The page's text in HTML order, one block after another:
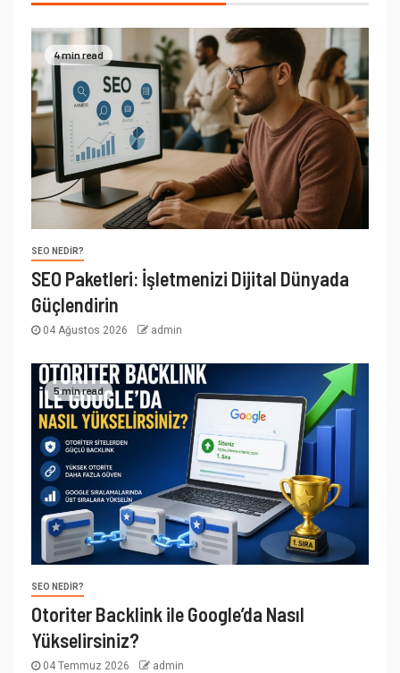
4 min read
SEO NEDIR?
SEO Paketleri: İşletmenizi Dijital Dünyada
Güçlendirin
04 Ağustos 2026 admin
5 min read
SEO NEDIR?
Otoriter Backlink ile Google’da Nasıl
Yükselirsiniz?
04 Temmuz 2026 admin